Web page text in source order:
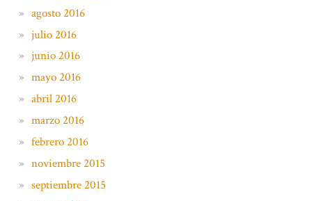
agosto 2016
julio 2016
junio 2016
mayo 2016
abril 2016
marzo 2016
febrero 2016
noviembre 2015
septiembre 2015